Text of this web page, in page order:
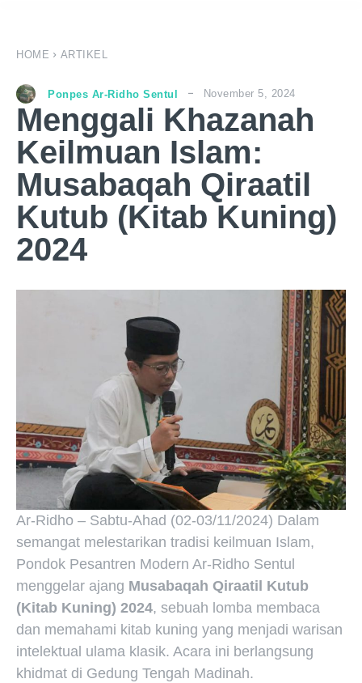
HOME ARTIKEL
Ponpes Ar-Ridho Sentul November 5, 2024
Menggali Khazanah
Keilmuan Islam:
Musabaqah Qiraatil
Kutub (Kitab Kuning)
2024
Ar-Ridho – Sabtu-Ahad (02-03/11/2024) Dalam
semangat melestarikan tradisi keilmuan Islam,
Pondok Pesantren Modern Ar-Ridho Sentul
menggelar ajang Musabaqah Qiraatil Kutub
(Kitab Kuning) 2024, sebuah lomba membaca
dan memahami kitab kuning yang menjadi warisan
intelektual ulama klasik. Acara ini berlangsung
khidmat di Gedung Tengah Madinah.